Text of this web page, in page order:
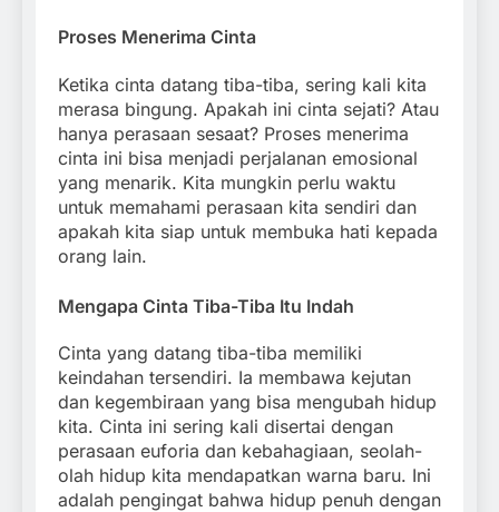
Proses Menerima Cinta
Ketika cinta datang tiba-tiba, sering kali kita
merasa bingung. Apakah ini cinta sejati? Atau
hanya perasaan sesaat? Proses menerima
cinta ini bisa menjadi perjalanan emosional
yang menarik. Kita mungkin perlu waktu
untuk memahami perasaan kita sendiri dan
apakah kita siap untuk membuka hati kepada
orang lain.
Mengapa Cinta Tiba-Tiba Itu Indah
Cinta yang datang tiba-tiba memiliki
keindahan tersendiri. Ia membawa kejutan
dan kegembiraan yang bisa mengubah hidup
kita. Cinta ini sering kali disertai dengan
perasaan euforia dan kebahagiaan, seolah-
olah hidup kita mendapatkan warna baru. Ini
adalah pengingat bahwa hidup penuh dengan